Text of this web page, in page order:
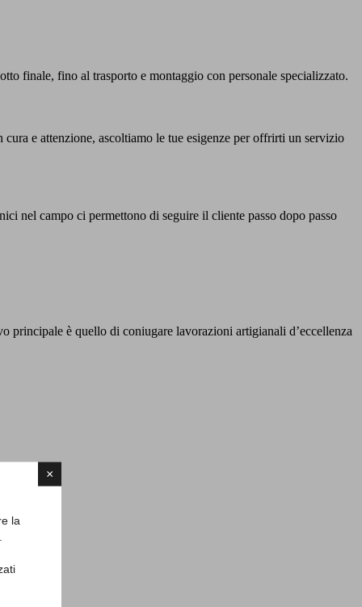
×
la
finale, fino al trasporto e montaggio con personale specializzato.
e attenzione, ascoltiamo le tue esigenze per offrirti un servizio
nel campo ci permettono di seguire il cliente passo dopo passo
principale è quello di coniugare lavorazioni artigianali d’eccellenza